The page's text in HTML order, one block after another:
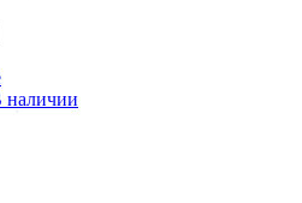
наличии